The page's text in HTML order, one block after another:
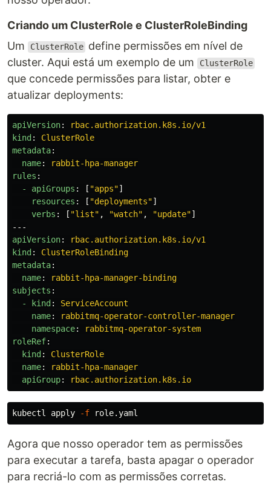
Criando um ClusterRole e ClusterRoleBinding
Um
ClusterRole define permissões em nível de
cluster. Aqui está um exemplo de um
ClusterRole
que concede permissões para listar, obter e
atualizar deployments:
apiVersion:
rbac.authorization.k8s.io/v1
kind :
ClusterRole
metadata:
name:
rabbit-hpa-manager
rules :
- apiGroups : [ "apps"]
resources : [ "deployments"]
verbs : [ "list" , "watch" , "update"]
---
apiVersion:
rbac.authorization.k8s.io/v1
kind :
ClusterRoleBinding
metadata:
name:
rabbit-hpa-manager-binding
subjects :
- kind :
ServiceAccount
name:
rabbitmq-operator-controller-manager
namespace:
rabbitmq-operator-system
roleRef:
kind :
ClusterRole
name:
rabbit-hpa-manager
apiGroup: rbac.authorization.k8s.io
kubectl apply -f
Agora que nosso operador tem as permissões
para executar a tarefa, basta apagar o operador
para recriá-lo com as permissões corretas.